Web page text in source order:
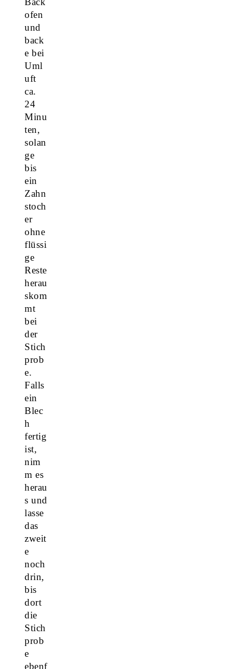
ofen
und
back
e bei
Uml
uft
ca.
24
Minu
ten,
solan
ge
bis
ein
Zahn
stoch
er
ohne
flüssi
ge
Reste
herau
skom
mt
bei
der
Stich
prob
e.
Falls
ein
Blec
h
fertig
ist,
nim
m es
herau
s und
lasse
das
zweit
e
noch
drin,
bis
dort
die
Stich
prob
e
ebenf